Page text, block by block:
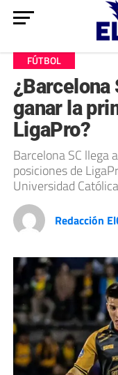
FÚTBOL
¿Barcelona
ganar la
LigaPro?
Barcelona SC llega
posiciones de
Universidad
Redacción